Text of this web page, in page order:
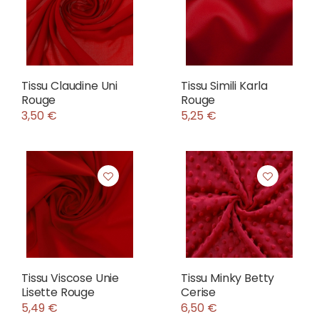
Tissu Claudine Uni
Rouge
3,50 €
Tissu Simili Karla
Rouge
5,25 €
Tissu Viscose Unie
Lisette Rouge
5,49 €
Tissu Minky Betty
Cerise
6,50 €